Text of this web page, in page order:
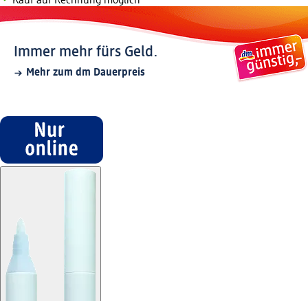
Immer mehr fürs Geld.
Mehr zum dm Dauerpreis